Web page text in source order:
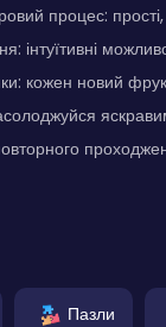
процес:
інтуїтивні
кожен новий
Пазли